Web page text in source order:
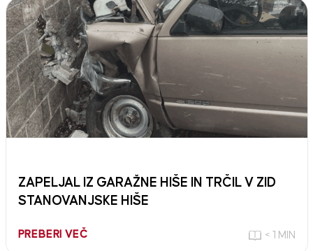
ZAPELJAL IZ GARAŽNE HIŠE IN TRČIL V ZID
STANOVANJSKE HIŠE
PREBERI VEČ < 1 MIN